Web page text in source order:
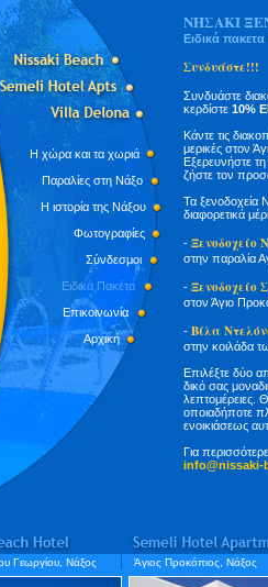
Η χώρα και τα χωριά
Παραλίες στη Νάξο
Η ιστορία της Νάξου
Φωτογραφίες
Σύνδεσμοι
Ειδικά Πακέτα
Επικοινωνία
Αρχική
ΝΗΣΑΚΙ
Ειδικά
Συνδυάστε!!!
Συνδυάστε
κερδίστε 10%
Κάντε τις
μερικές στον
Εξερευνήστε
ζήστε τον
Τα ξενοδοχεία
διαφορετικά
- Ξενοδοχείο
στην παραλία
- Ξενοδοχείο
στον Άγιο
- Βίλα
στην κοιλάδα
Επιλέξτε δύο
δικό σας
λεπτομέρειες.
οποιαδήποτε
ενοικιάσεως
Για
info@nissaki-
Γεωργίου, Νάξος Άγιος Προκόπιος, Νάξος